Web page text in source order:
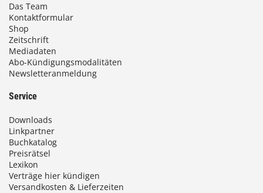
Das Team
Kontaktformular
Shop
Zeitschrift
Mediadaten
Abo-Kündigungsmodalitäten
Newsletteranmeldung
Service
Downloads
Linkpartner
Buchkatalog
Preisrätsel
Lexikon
Verträge hier kündigen
Versandkosten & Lieferzeiten